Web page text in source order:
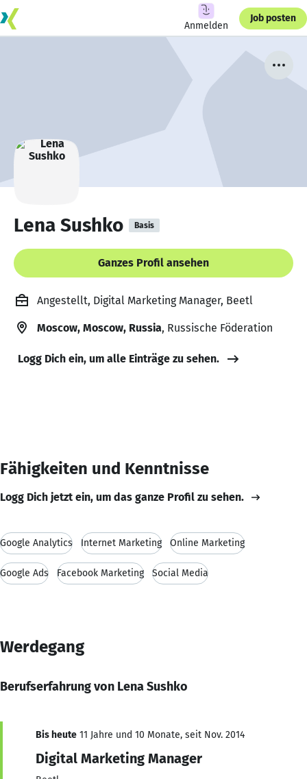
Anmelden
Job posten
Lena Sushko Basis
Ganzes Profil ansehen
Angestellt, Digital Marketing Manager, Beetl
Moscow, Moscow, Russia, Russische Föderation
Logg Dich ein, um alle Einträge zu sehen.
Fähigkeiten und Kenntnisse
Logg Dich jetzt ein, um das ganze Profil zu sehen.
Google Analytics Internet Marketing Online Marketing
Google Ads Facebook Marketing Social Media
Werdegang
Berufserfahrung von Lena Sushko
Bis heute 11 Jahre und 10 Monate, seit Nov. 2014
Digital Marketing Manager